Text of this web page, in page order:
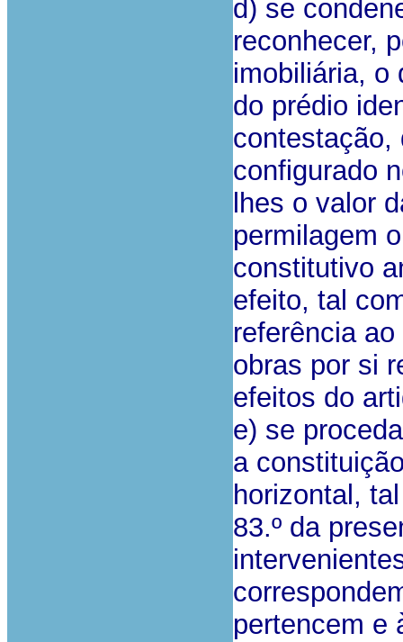
d) se
reconhecer,
imobiliária, o
do prédio
contestação,
configurado
lhes o valor
permilagem
constitutivo
efeito, tal
referência
obras por si
efeitos do
e) se
a
horizontal,
83.º da
pertencem e